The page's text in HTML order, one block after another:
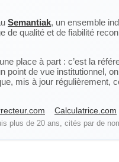
Semantiak, un ensemble
de qualité et de fiabilité
place à part : c’est la
point de vue institutionnel,
mis à jour régulièrement,
Calculatrice.com
plus de 20 ans, cités par de